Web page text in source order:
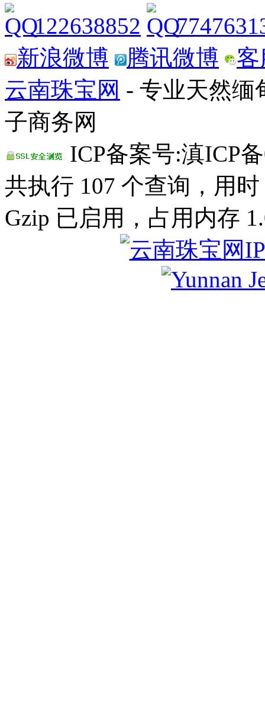
122638852
新浪微博
腾讯微博
云南珠宝网 - 专业天然缅
子商务网
ICP备案号:滇ICP
共执行 107 个查询，用
Gzip 已启用，占用内存